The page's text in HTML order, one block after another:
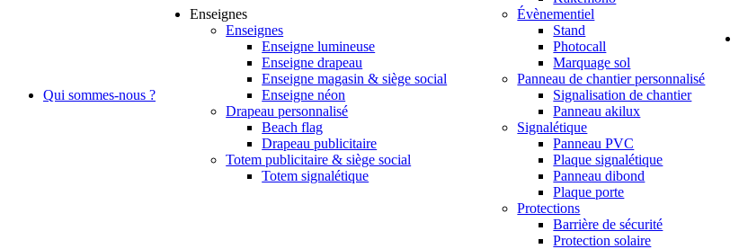
Qui sommes-nous ?
Enseignes
Enseignes
Enseigne lumineuse
Enseigne drapeau
Enseigne magasin & siège social
Enseigne néon
Drapeau personnalisé
Beach flag
Drapeau publicitaire
Totem publicitaire & siège social
Totem signalétique
Évènementiel
Stand
Photocall
Marquage sol
Panneau de chantier personnalisé
Signalisation de chantier
Panneau akilux
Signalétique
Panneau PVC
Plaque signalétique
Panneau dibond
Plaque porte
Protections
Barrière de sécurité
Protection solaire